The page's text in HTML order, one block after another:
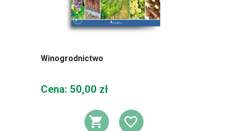
Winogrodnictwo
Cena
Cena: 50,00 zł